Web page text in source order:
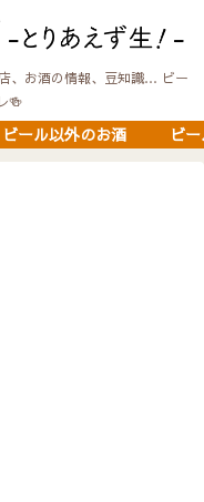
、お酒の情報、豆知識… ビー
🍻
ビール以外のお酒 ビ